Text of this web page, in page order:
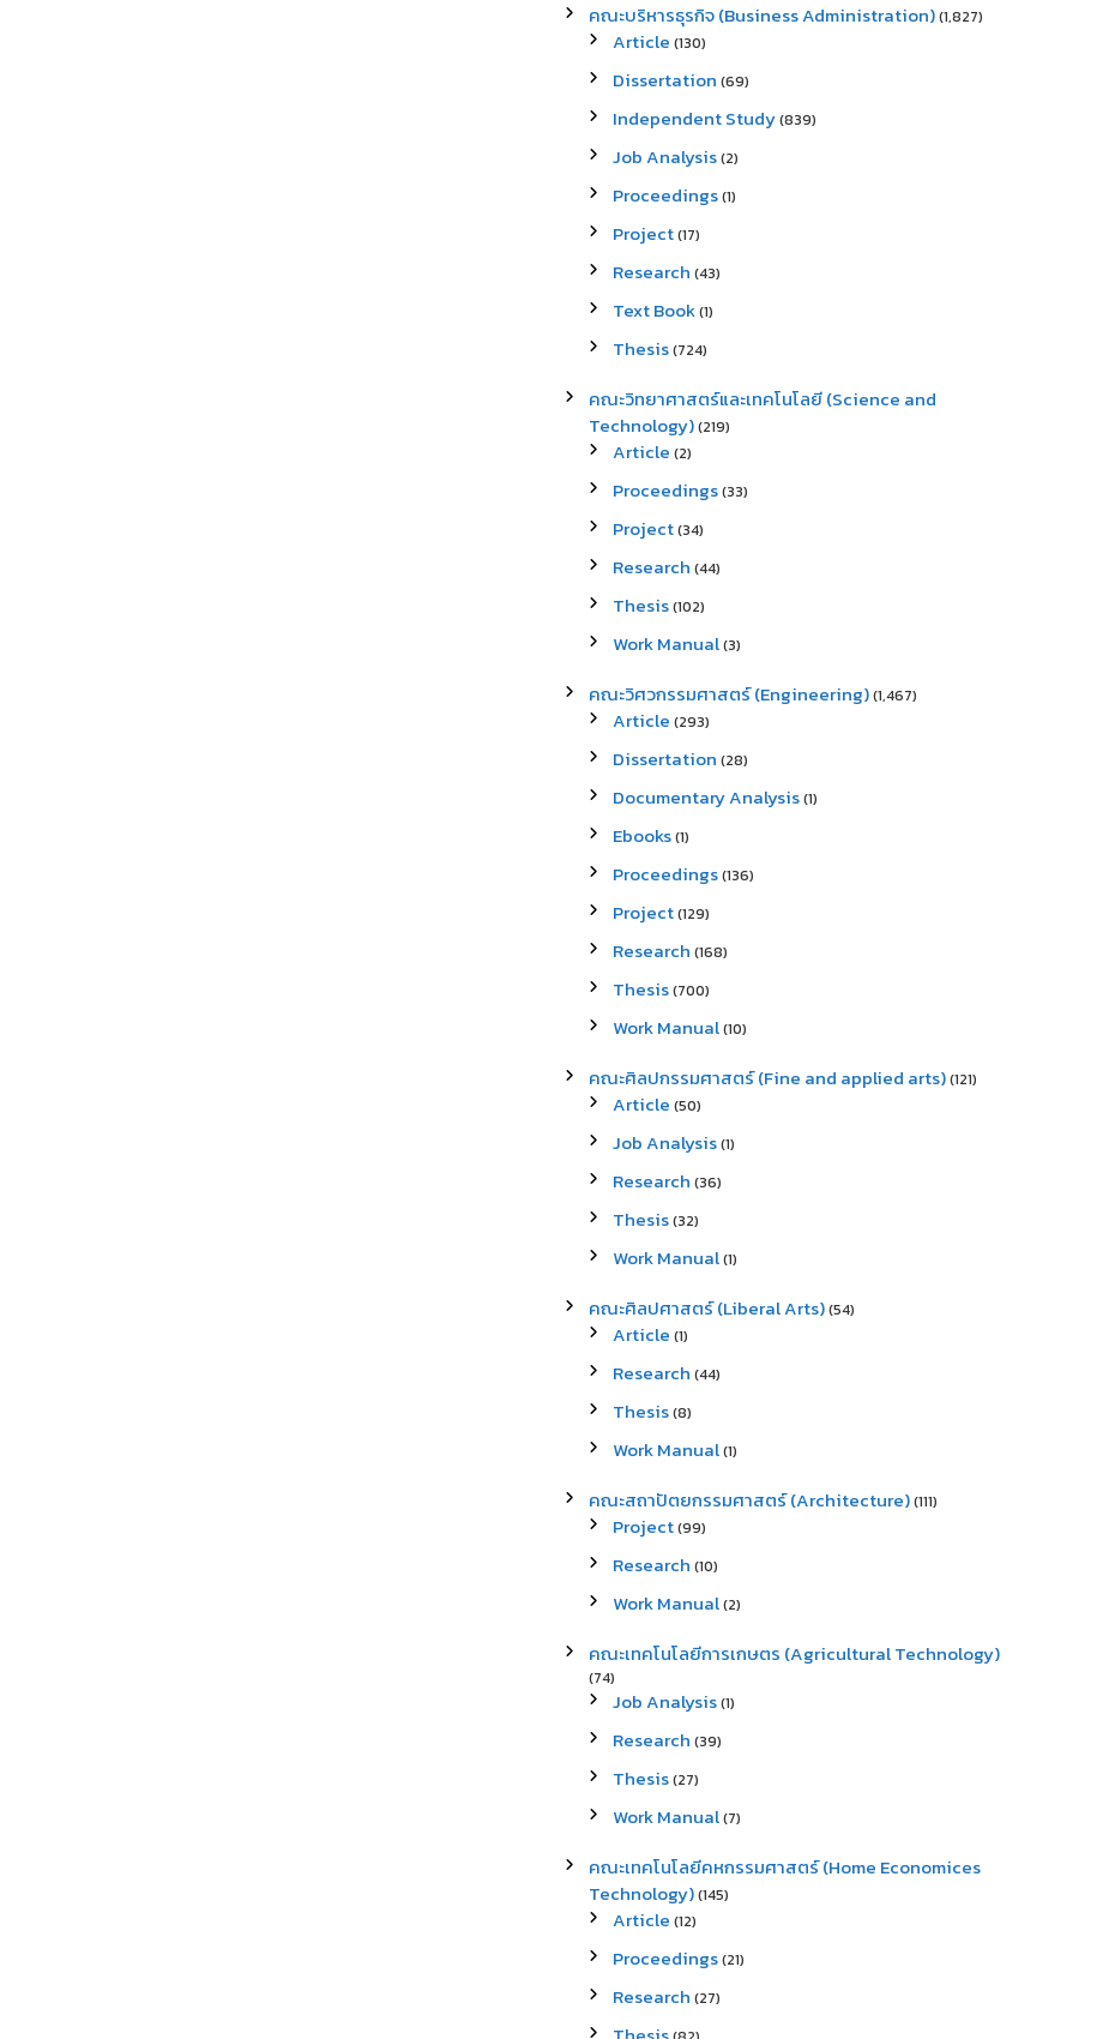
คณะบริหารธุรกิจ (Business Administration)(1,827)
Article (130)
Dissertation (69)
Independent Study(839)
Job Analysis(2)
Proceedings(1)
Project(17)
Research (43)
Text Book(1)
Thesis(724)
คณะวิทยาศาสตร์และเทคโนโลยี (Science and
Technology)(219)
Article (2)
Proceedings(33)
Project(34)
Research (44)
Thesis(102)
Work Manual(3)
คณะวิศวกรรมศาสตร์ (Engineering)(1,467)
Article (293)
Dissertation (28)
Documentary Analysis(1)
Ebooks(1)
Proceedings(136)
Project(129)
Research (168)
Thesis(700)
Work Manual(10)
คณะศิลปกรรมศาสตร์ (Fine and applied arts)(121)
Article (50)
Job Analysis(1)
Research (36)
Thesis(32)
Work Manual(1)
คณะศิลปศาสตร์ (Liberal Arts)(54)
Article (1)
Research (44)
Thesis(8)
Work Manual(1)
คณะสถาปัตยกรรมศาสตร์ (Architecture)(111)
Project(99)
Research (10)
Work Manual(2)
คณะเทคโนโลยีการเกษตร (Agricultural Technology)
(74)
Job Analysis(1)
Research (39)
Thesis(27)
Work Manual(7)
คณะเทคโนโลยีคหกรรมศาสตร์ (Home Economices
Technology)(145)
Article (12)
Proceedings(21)
Research (27)